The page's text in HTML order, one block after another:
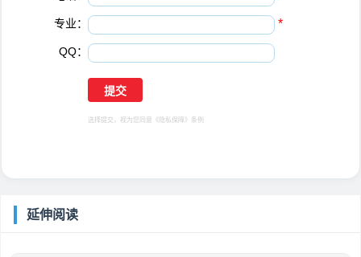
专业： *
QQ：
选择提交，视为您同意 《隐私保障》 条例
延伸阅读